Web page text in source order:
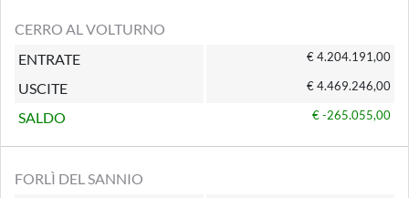
CERRO AL VOLTURNO
ENTRATE
€ 4.204.191,00
USCITE € 4.469.246,00
SALDO € -265.055,00
FORLÌ DEL SANNIO